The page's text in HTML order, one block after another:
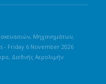
Μηχανημάτων,
- Friday 6 November 2026
Διεθνής Αερολιμήν